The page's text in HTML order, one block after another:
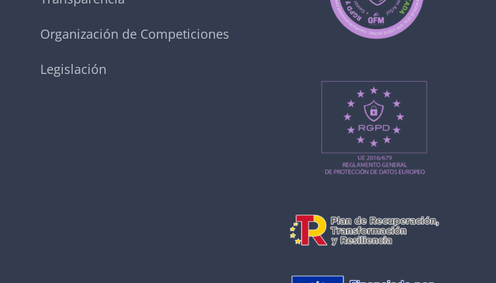
Organización de Competiciones
Legislación